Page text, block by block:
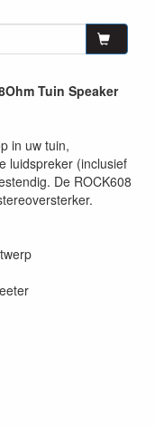
Tuin Speaker
in uw tuin,
luidspreker (inclusief
De ROCK608